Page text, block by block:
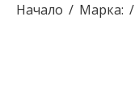
Начало Марка: